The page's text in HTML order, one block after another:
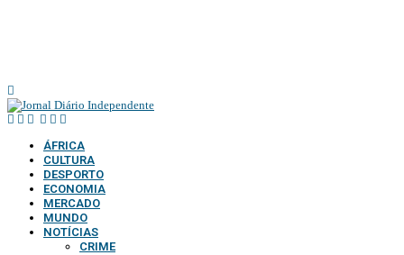
ÁFRICA
CULTURA
DESPORTO
ECONOMIA
MERCADO
MUNDO
NOTÍCIAS
CRIME